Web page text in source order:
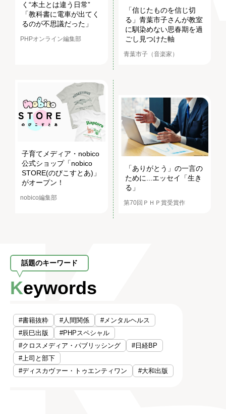
く“本土とは違う日常”
「教科書に電車が出てく
るのが不思議だった」
PHPオンライン編集部
「信じたものを信じ切
る」青葉市子さんが教室
に馴染めない思春期を過
ごし見つけた軸
青葉市子（音楽家）
子育てメディア・nobico
公式ショップ「nobico
STORE(のびこすとあ)」
がオープン！
nobico編集部
「ありがとう」の一言の
ために...エッセイ「生き
る」
第70回ＰＨＰ賞受賞作
話題のキーワード
Keywords
#書籍抜粋 #人間関係
#メンタルヘルス
#辰巳出版
#PHPスペシャル
#クロスメディア・パブリッシング
#日経BP
#上司と部下
#ディスカヴァー・トゥエンティワン
#大和出版